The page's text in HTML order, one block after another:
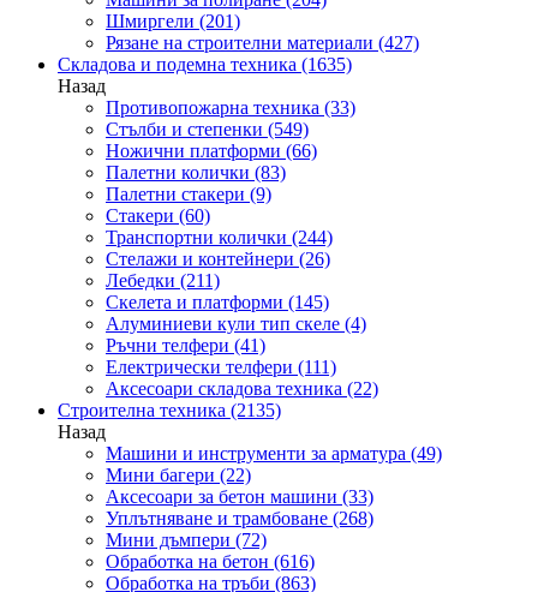
Шмиргели (201)
Рязане на строителни материали (427)
Складова и подемна техника (1635)
Назад
Противопожарна техника (33)
Стълби и степенки (549)
Ножични платформи (66)
Палетни колички (83)
Палетни стакери (9)
Стакери (60)
Транспортни колички (244)
Стелажи и контейнери (26)
Лебедки (211)
Скелета и платформи (145)
Алуминиеви кули тип скеле (4)
Ръчни телфери (41)
Електрически телфери (111)
Аксесоари складова техника (22)
Строителна техника (2135)
Назад
Машини и инструменти за арматура (49)
Мини багери (22)
Аксесоари за бетон машини (33)
Уплътняване и трамбоване (268)
Мини дъмпери (72)
Обработка на бетон (616)
Обработка на тръби (863)